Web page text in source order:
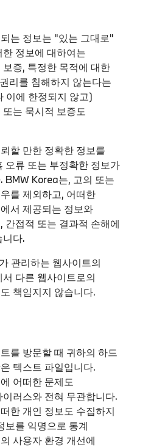
는 정보는 "있는 그대로"
정보에 대하여는
증, 특정한 목적에 대한
리를 침해하지 않는다는
이에 한정되지 않고)
는 묵시적 보증도
할 만한 정확한 정보를
오류 또는 부정확한 정보가
BMW Korea는, 고의 또는
를 제외하고, 어떠한
서 제공되는 정보와
간접적 또는 결과적 손해에
다.
관리하는 웹사이트의
다른 웹사이트로의
책임지지 않습니다.
를 방문할 때 귀하의 하드
텍스트 파일입니다.
어떠한 문제도
러스와 전혀 무관합니다.
한 개인 정보도 수집하지
보를 익명으로 통계
사용자 환경 개선에